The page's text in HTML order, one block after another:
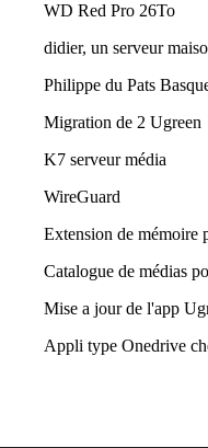
WD Red Pro 26To
didier, un serveur
Philippe du Pats
Migration de 2 Ugreen
K7 serveur média
WireGuard
Extension de mémoire
Catalogue de médias
Mise a jour de l'app
Appli type Onedrive